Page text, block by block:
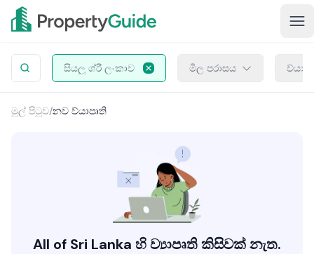
සියලු ශ්රී ලංකාව මිල පරාසය
මුල් පිටුව/නව ව්යාපෘති
All of Sri Lanka හි ව්‍යාපෘති කිසිවක් නැත.